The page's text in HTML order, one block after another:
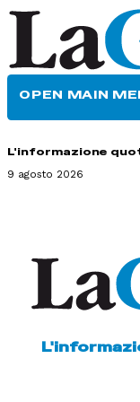
OPEN MAIN
L'informazione
9 agosto 2026